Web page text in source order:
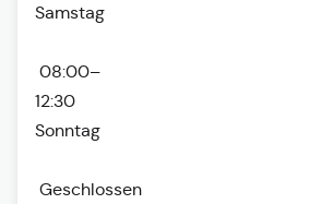
Samstag
08:00–
12:30
Sonntag
Geschlossen